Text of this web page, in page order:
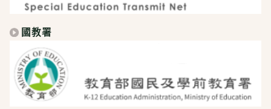
國教署